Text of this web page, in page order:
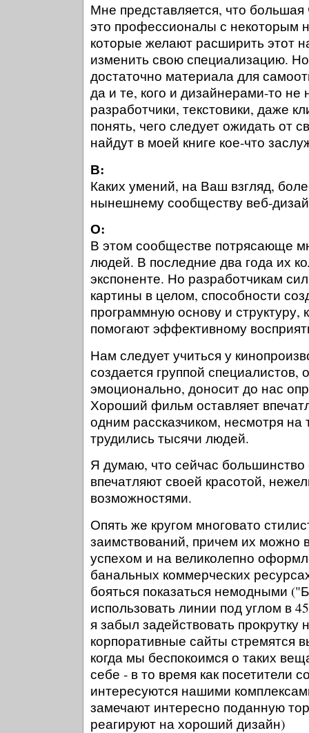
Мне представляется, что
это профессионалы с некоторым
которые желают расширить этот
изменить свою специализацию.
достаточно материала для
да и те, кого и дизайнерами-то не
разработчики, текстовики, даже
понять, чего следует ожидать от
найдут в моей книге кое-что
В:
Каких умений, на Ваш взгляд,
нынешнему сообществу веб-
О:
В этом сообществе потрясающе
людей. В последние два года их
экспоненте. Но разработчикам
картины в целом, способности
программную основу и структуру,
помогают эффективному
Нам следует учиться у
создается группой специалистов,
эмоционально, доносит до нас
Хороший фильм оставляет
одним рассказчиком, несмотря на
трудились тысячи людей.
Я думаю, что сейчас большинство
впечатляют своей красотой,
возможностями.
Опять же кругом многовато
заимствований, причем их можно
успехом и на великолепно
банальных коммерческих
бояться показаться немодными
использовать линии под углом в
я забыл задействовать прокрутку
корпоративные сайты стремятся
когда мы беспокоимся о таких
себе - в то время как посетители
интересуются нашими
замечают интересно поданную
реагируют на хороший дизайн)